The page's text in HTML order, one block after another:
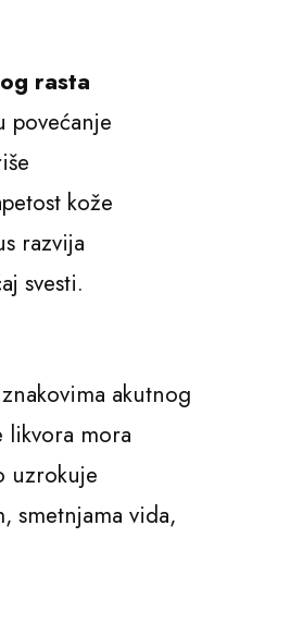
rasta
povećanje
kože
razvija
svesti.
akutnog
likvora mora
uzrokuje
smetnjama vida,